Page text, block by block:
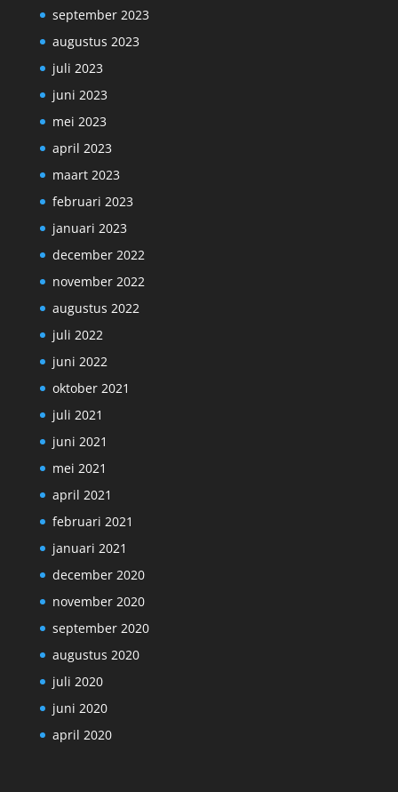
september 2023
augustus 2023
juli 2023
juni 2023
mei 2023
april 2023
maart 2023
februari 2023
januari 2023
december 2022
november 2022
augustus 2022
juli 2022
juni 2022
oktober 2021
juli 2021
juni 2021
mei 2021
april 2021
februari 2021
januari 2021
december 2020
november 2020
september 2020
augustus 2020
juli 2020
juni 2020
april 2020